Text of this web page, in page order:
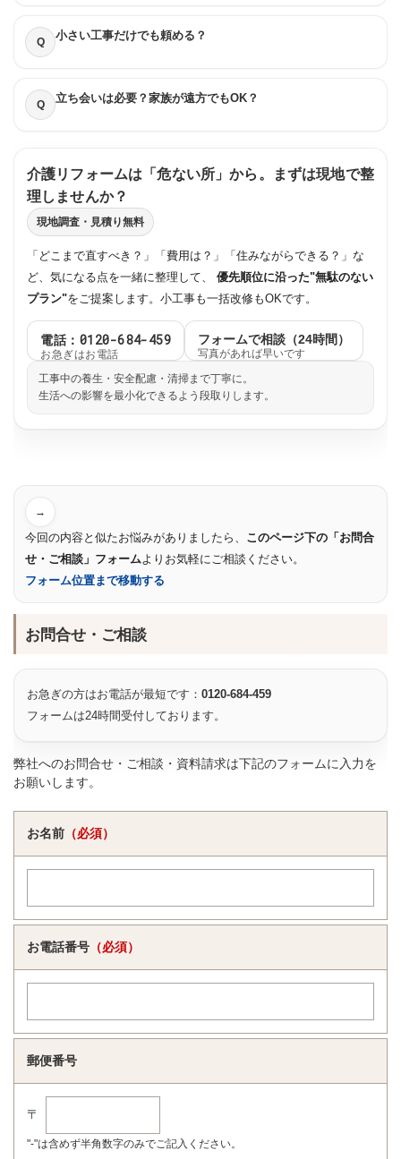
Q 小さい工事だけでも頼める？
Q 立ち会いは必要？家族が遠方でもOK？
介護リフォームは「危ない所」から。まずは現地で整
理しませんか？
現地調査・見積り無料
「どこまで直すべき？」「費用は？」「住みながらできる？」な
ど、気になる点を一緒に整理して、 優先順位に沿った"無駄のない
プラン"をご提案します。小工事も一括改修もOKです。
電話：0120-684-459
お急ぎはお電話
フォームで相談（24時間）
写真があれば早いです
工事中の養生・安全配慮・清掃まで丁寧に。
生活への影響を最小化できるよう段取りします。
→
今回の内容と似たお悩みがありましたら、 このページ下の「お問合
せ・ご相談」フォーム よりお気軽にご相談ください。
フォーム位置まで移動する
お問合せ・ご相談
お急ぎの方はお電話が最短です： 0120-684-459
フォームは24時間受付しております。
弊社へのお問合せ・ご相談・資料請求は下記のフォームに入力を
お願いします。
お名前 （必須）
お電話番号 （必須）
郵便番号
〒
"-"は含めず半角数字のみでご記入ください。